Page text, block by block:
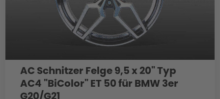
AC Schnitzer Felge 9,5 x 20" Typ
AC4 "BiColor" ET 50 für BMW 3er
G20/G21